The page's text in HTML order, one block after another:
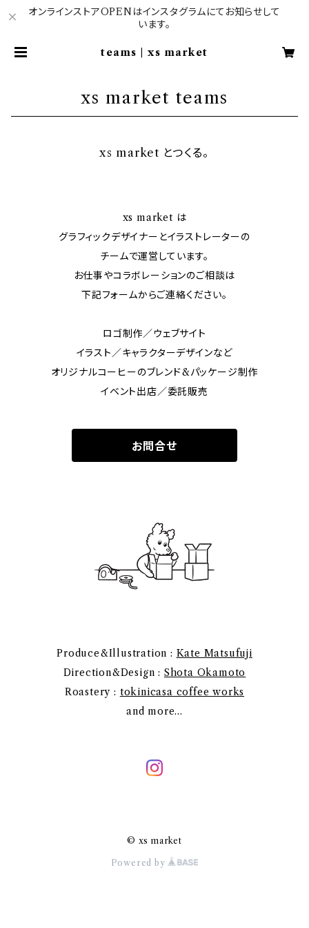
オンラインストアOPENはインスタグラムにてお知らせして
います。
teams | xs market
xs market teams
xs market とつくる。
xs market は
グラフィックデザイナーとイラストレーターの
チームで運営しています。
お仕事やコラボレーションのご相談は
下記フォームからご連絡ください。
ロゴ制作／ウェブサイト
イラスト／キャラクターデザインなど
オリジナルコーヒーのブレンド&パッケージ制作
イベント出店／委託販売
お問合せ
Produce&Illustration : Kate Matsufuji
Direction&Design : Shota Okamoto
Roastery : tokinicasa coffee works
and more...
© xs market
Powered by